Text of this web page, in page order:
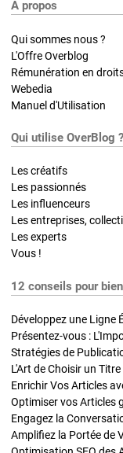
A propos
Qui sommes nous ?
L'Offre Overblog
Rémunération en
Webedia
Manuel d'Utilisation
Qui utilise OverBlog ?
Les créatifs
Les passionnés
Les influenceurs
Les entreprises,
Les experts
Vous !
12 conseils pour
Développez une Ligne
Présentez-vous :
L'Art de Choisir un
Optimiser vos Articles
Engagez la
Amplifiez la Portée de